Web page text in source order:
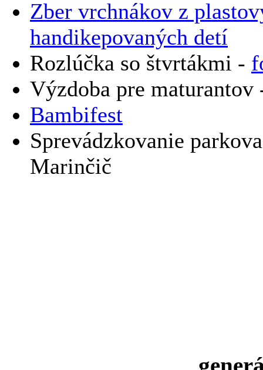
Zber vrchnákov z
handikepovaných detí
Rozlúčka so štvrtákmi -
Výzdoba pre maturantov
Bambifest
Sprevádzkovanie
Marinčič